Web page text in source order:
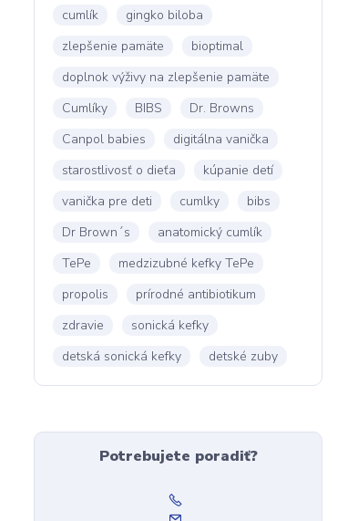
cumlík
gingko biloba
zlepšenie pamäte
bioptimal
doplnok výživy na zlepšenie pamäte
Cumlíky
BIBS
Dr. Browns
Canpol babies
digitálna vanička
starostlivosť o dieťa
kúpanie detí
vanička pre deti
cumlky
bibs
Dr Brown´s
anatomický cumlík
TePe
medzizubné kefky TePe
propolis
prírodné antibiotikum
zdravie
sonická kefky
detská sonická kefky
detské zuby
Potrebujete poradiť?